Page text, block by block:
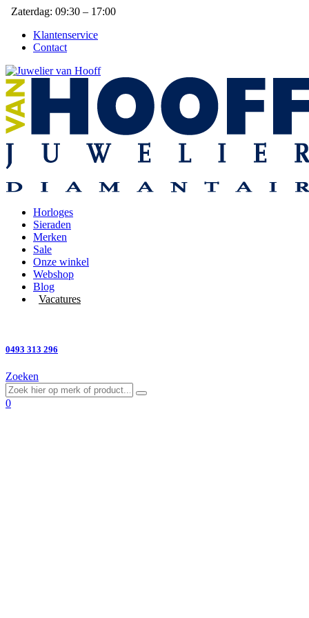
Zaterdag: 09:30 – 17:00
Klantenservice
Contact
Horloges
Sieraden
Merken
Sale
Onze winkel
Webshop
Blog
Vacatures
0493 313 296
Zoeken
0